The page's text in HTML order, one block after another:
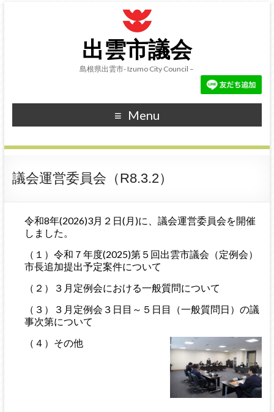
出雲市議会
島根県出雲市- Izumo City Council –
Menu
議会運営委員会（R8.3.2）
令和8年(2026)3月２日(月)に、議会運営委員会を開催
しました。
（１）令和７年度(2025)第５回出雲市議会（定例会）
市長追加提出予定案件について
（２）３月定例会における一般質問について
（３）３月定例会３日目～５日目（一般質問日）の議
事次第について
（４）その他